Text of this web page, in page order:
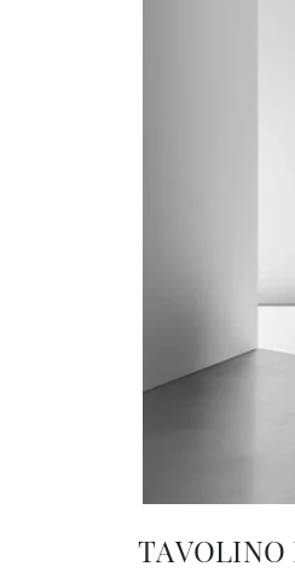
TAVOLINO